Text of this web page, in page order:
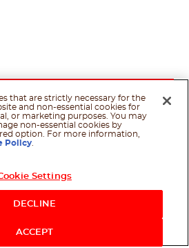
that are strictly necessary for the
and non-essential cookies for
or marketing purposes. You may
non-essential cookies by
option. For more information,
Policy
Settings
DECLINE
ACCEPT